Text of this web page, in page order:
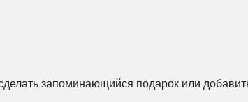
запоминающийся подарок или